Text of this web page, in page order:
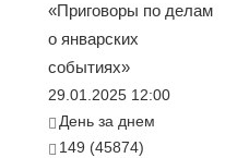
«Приговоры по делам
о январских
событиях»
29.01.2025 12:00
День за днем
149 (45874)